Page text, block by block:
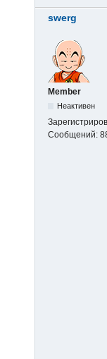
swerg
Member
Неактивен
Сообщений: